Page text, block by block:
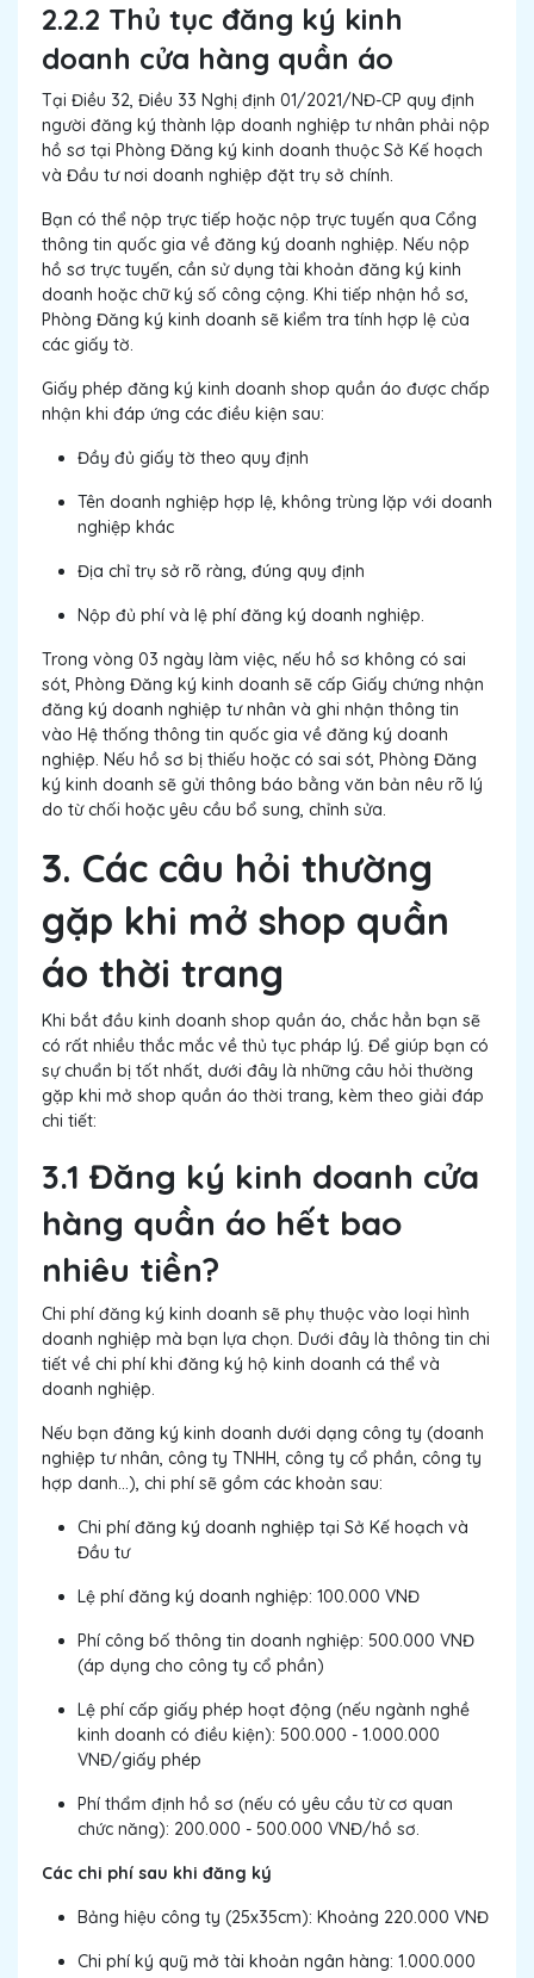
2.2.2 Thủ tục đăng ký kinh
doanh cửa hàng quần áo
Tại Điều 32, Điều 33 Nghị định 01/2021/NĐ-CP quy định
người đăng ký thành lập doanh nghiệp tư nhân phải nộp
hồ sơ tại Phòng Đăng ký kinh doanh thuộc Sở Kế hoạch
và Đầu tư nơi doanh nghiệp đặt trụ sở chính.
Bạn có thể nộp trực tiếp hoặc nộp trực tuyến qua Cổng
thông tin quốc gia về đăng ký doanh nghiệp. Nếu nộp
hồ sơ trực tuyến, cần sử dụng tài khoản đăng ký kinh
doanh hoặc chữ ký số công cộng. Khi tiếp nhận hồ sơ,
Phòng Đăng ký kinh doanh sẽ kiểm tra tính hợp lệ của
các giấy tờ.
Giấy phép đăng ký kinh doanh shop quần áo được chấp
nhận khi đáp ứng các điều kiện sau:
Đầy đủ giấy tờ theo quy định
Tên doanh nghiệp hợp lệ, không trùng lặp với doanh
nghiệp khác
Địa chỉ trụ sở rõ ràng, đúng quy định
Nộp đủ phí và lệ phí đăng ký doanh nghiệp.
Trong vòng 03 ngày làm việc, nếu hồ sơ không có sai
sót, Phòng Đăng ký kinh doanh sẽ cấp Giấy chứng nhận
đăng ký doanh nghiệp tư nhân và ghi nhận thông tin
vào Hệ thống thông tin quốc gia về đăng ký doanh
nghiệp. Nếu hồ sơ bị thiếu hoặc có sai sót, Phòng Đăng
ký kinh doanh sẽ gửi thông báo bằng văn bản nêu rõ lý
do từ chối hoặc yêu cầu bổ sung, chỉnh sửa.
3. Các câu hỏi thường
gặp khi mở shop quần
áo thời trang
Khi bắt đầu kinh doanh shop quần áo, chắc hẳn bạn sẽ
có rất nhiều thắc mắc về thủ tục pháp lý. Để giúp bạn có
sự chuẩn bị tốt nhất, dưới đây là những câu hỏi thường
gặp khi mở shop quần áo thời trang, kèm theo giải đáp
chi tiết:
3.1 Đăng ký kinh doanh cửa
hàng quần áo hết bao
nhiêu tiền?
Chi phí đăng ký kinh doanh sẽ phụ thuộc vào loại hình
doanh nghiệp mà bạn lựa chọn. Dưới đây là thông tin chi
tiết về chi phí khi đăng ký hộ kinh doanh cá thể và
doanh nghiệp.
Nếu bạn đăng ký kinh doanh dưới dạng công ty (doanh
nghiệp tư nhân, công ty TNHH, công ty cổ phần, công ty
hợp danh…), chi phí sẽ gồm các khoản sau:
Chi phí đăng ký doanh nghiệp tại Sở Kế hoạch và
Đầu tư
Lệ phí đăng ký doanh nghiệp: 100.000 VNĐ
Phí công bố thông tin doanh nghiệp: 500.000 VNĐ
(áp dụng cho công ty cổ phần)
Lệ phí cấp giấy phép hoạt động (nếu ngành nghề
kinh doanh có điều kiện): 500.000 - 1.000.000
VNĐ/giấy phép
Phí thẩm định hồ sơ (nếu có yêu cầu từ cơ quan
chức năng): 200.000 - 500.000 VNĐ/hồ sơ.
Các chi phí sau khi đăng ký
Bảng hiệu công ty (25x35cm): Khoảng 220.000 VNĐ
Chi phí ký quỹ mở tài khoản ngân hàng: 1.000.000